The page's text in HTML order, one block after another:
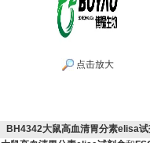
点击放大
BH4342大鼠高血清胃分素elisa